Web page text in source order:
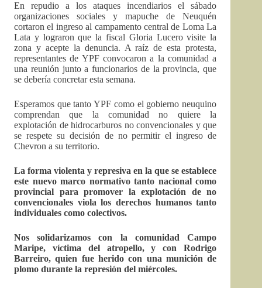
En repudio a los ataques incendiarios el sábado
organizaciones sociales y mapuche de Neuquén
cortaron el ingreso al campamento central de Loma La
Lata y lograron que la fiscal Gloria Lucero visite la
zona y acepte la denuncia. A raíz de esta protesta,
representantes de YPF convocaron a la comunidad a
una reunión junto a funcionarios de la provincia, que
se debería concretar esta semana.
Esperamos que tanto YPF como el gobierno neuquino
comprendan que la comunidad no quiere la
explotación de hidrocarburos no convencionales y que
se respete su decisión de no permitir el ingreso de
Chevron a su territorio.
La forma violenta y represiva en la que se establece
este nuevo marco normativo tanto nacional como
provincial para promover la explotación de no
convencionales viola los derechos humanos tanto
individuales como colectivos.
Nos solidarizamos con la comunidad Campo
Maripe, víctima del atropello, y con Rodrigo
Barreiro, quien fue herido con una munición de
plomo durante la represión del miércoles.